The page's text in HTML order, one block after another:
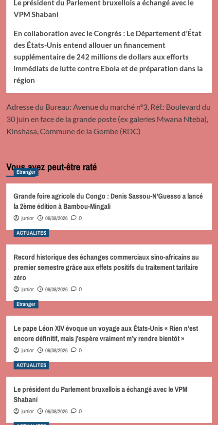
Le président du Parlement bruxellois a échangé avec le
VPM Shabani
En collaboration avec le Congrès : Le Département d’État
des États-Unis entend allouer un financement
supplémentaire de 242 millions de dollars aux efforts
immédiats de lutte contre Ebola et de préparation dans la
région
Adresse du Bureau: Avenue du marché n°3, Réf.: Boulevard du
30 juin en face de la grande poste (ex galeries Mwana Nteba),
Kinshasa, Commune de la Gombe (RDC)
Vous avez peut-être raté
Etranger
Grande foire agricole du Congo : Denis Sassou-N’Guesso a lancé
la 2ème édition à Bambou-Mingali
junior 06/08/2026 0
ACTUALITES
Record historique des échanges commerciaux sino-africains au
premier semestre grâce aux effets positifs du traitement tarifaire
zéro
junior 06/08/2026 0
Etranger
Le pape Léon XIV évoque un voyage aux États-Unis « Rien n’est
encore définitif, mais j’espère vraiment m’y rendre bientôt »
junior 06/08/2026 0
ACTUALITES
Le président du Parlement bruxellois a échangé avec le VPM
Shabani
junior 06/08/2026 0